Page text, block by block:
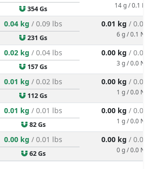
354 Gs 14 g / 0.1 N
0.04 kg / 0.09 lbs
231 Gs
0.01 kg /
6 g / 0.1 N
0.02 kg / 0.04 lbs
157 Gs
0.00 kg /
3 g / 0.0 N
0.01 kg / 0.02 lbs
112 Gs
0.00 kg /
1 g / 0.0 N
0.01 kg / 0.01 lbs
82 Gs
0.00 kg /
1 g / 0.0 N
0.00 kg / 0.01 lbs
62 Gs
0.00 kg /
0 g / 0.0 N